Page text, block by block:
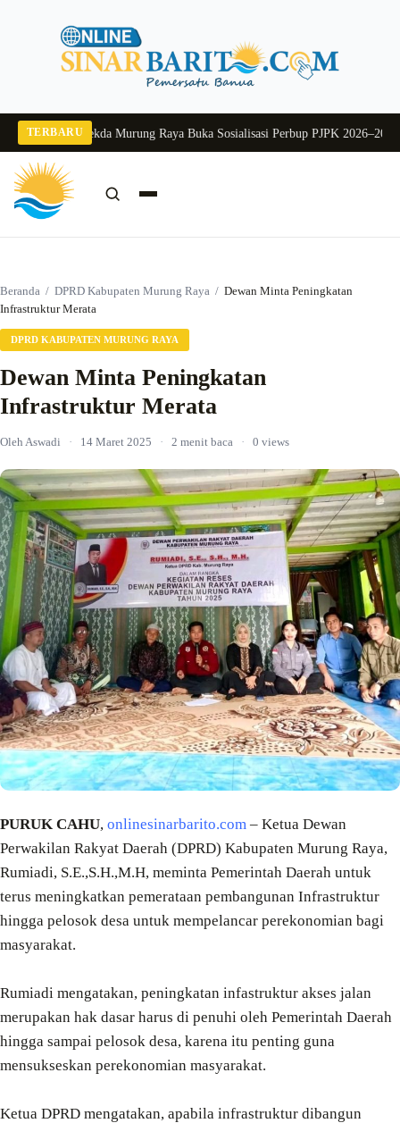
TERBARU
2026Pj Sekda Murung Raya Buka Sosialisasi Perbup PJPK 2026–2030
Beranda / DPRD Kabupaten Murung Raya / Dewan Minta Peningkatan
Infrastruktur Merata
DPRD KABUPATEN MURUNG RAYA
Dewan Minta Peningkatan
Infrastruktur Merata
Oleh Aswadi · 14 Maret 2025 · 2 menit baca · 0 views
PURUK CAHU, onlinesinarbarito.com – Ketua Dewan
Perwakilan Rakyat Daerah (DPRD) Kabupaten Murung Raya,
Rumiadi, S.E.,S.H.,M.H, meminta Pemerintah Daerah untuk
terus meningkatkan pemerataan pembangunan Infrastruktur
hingga pelosok desa untuk mempelancar perekonomian bagi
masyarakat.
Rumiadi mengatakan, peningkatan infastruktur akses jalan
merupakan hak dasar harus di penuhi oleh Pemerintah Daerah
hingga sampai pelosok desa, karena itu penting guna
mensukseskan perekonomian masyarakat.
Ketua DPRD mengatakan, apabila infrastruktur dibangun